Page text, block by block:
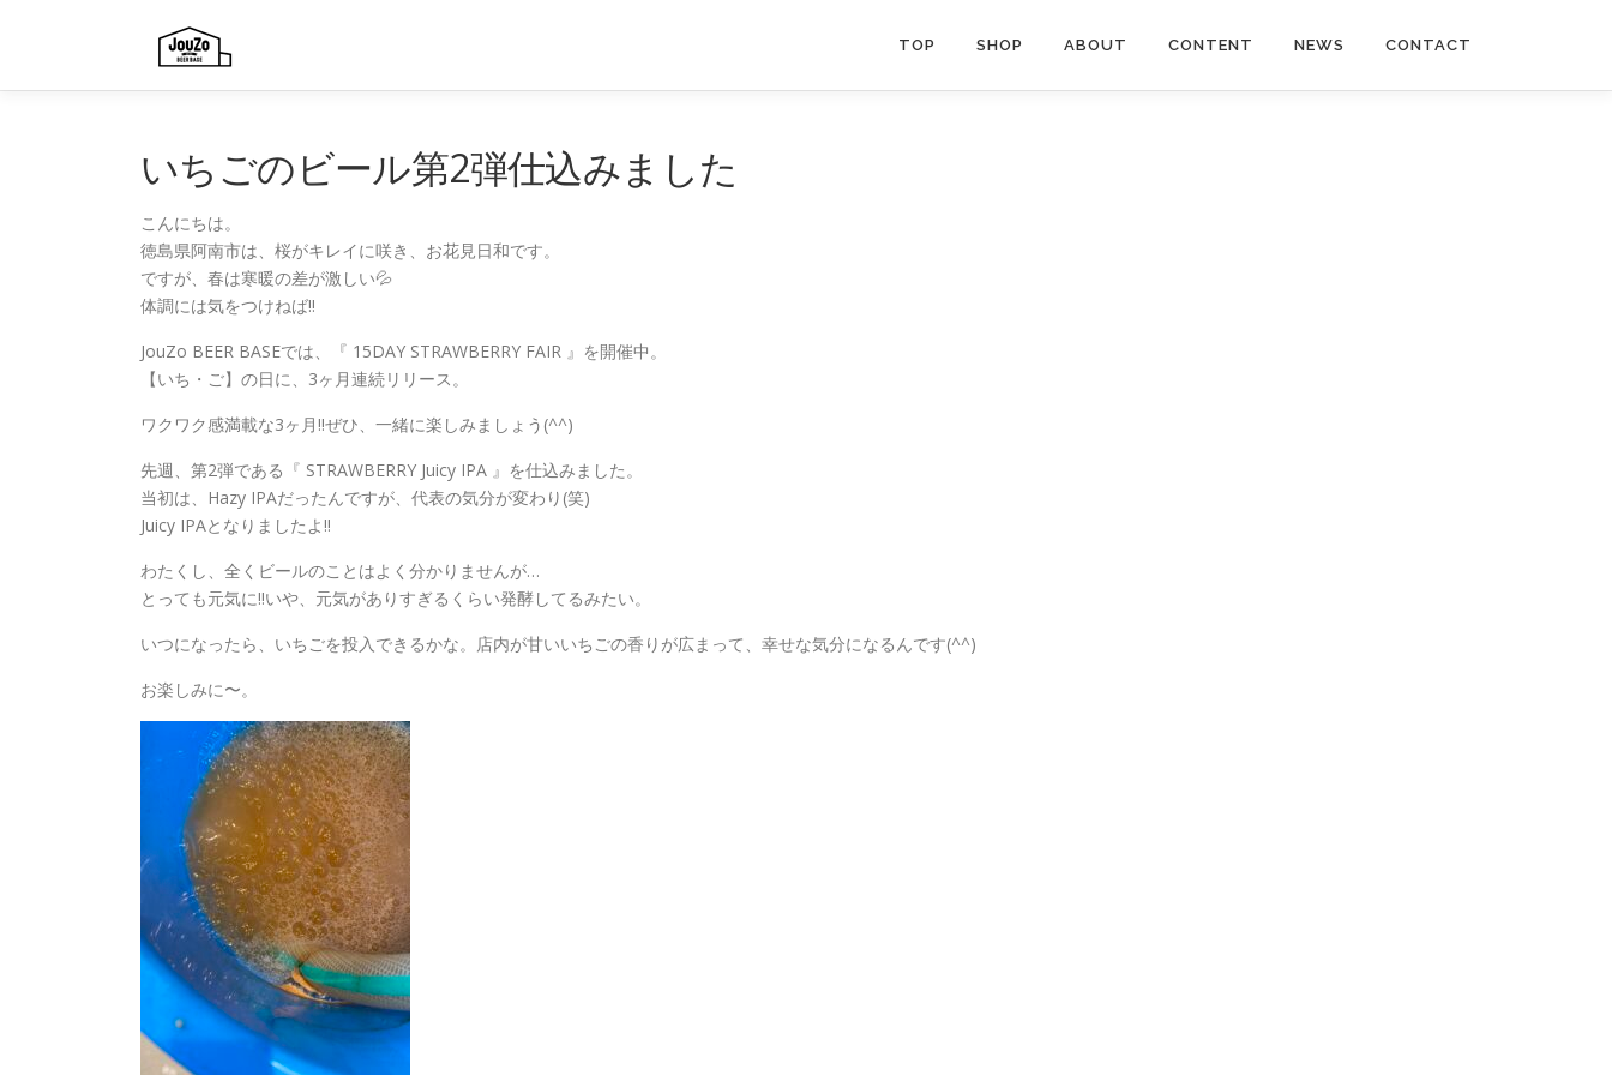
ン
TOP SHOP ABOUT CONTENT NEWS CONTACT
いちごのビール第2弾仕込みました
こんにちは。
徳島県阿南市は、桜がキレイに咲き、お花見日和です。
ですが、春は寒暖の差が激しい💦
体調には気をつけねば‼️
JouZo BEER BASEでは、『 15DAY STRAWBERRY FAIR 』を開催中。
【いち・ご】の日に、3ヶ月連続リリース。
ワクワク感満載な3ヶ月‼️ぜひ、一緒に楽しみましょう(^^)
先週、第2弾である『 STRAWBERRY Juicy IPA 』を仕込みました。
当初は、Hazy IPAだったんですが、代表の気分が変わり(笑)
Juicy IPAとなりましたよ‼️
わたくし、全くビールのことはよく分かりませんが…
とっても元気に‼️いや、元気がありすぎるくらい発酵してるみたい。
いつになったら、いちごを投入できるかな。店内が甘いいちごの香りが広まって、幸せな気分になるんです(^^)
お楽しみに〜。